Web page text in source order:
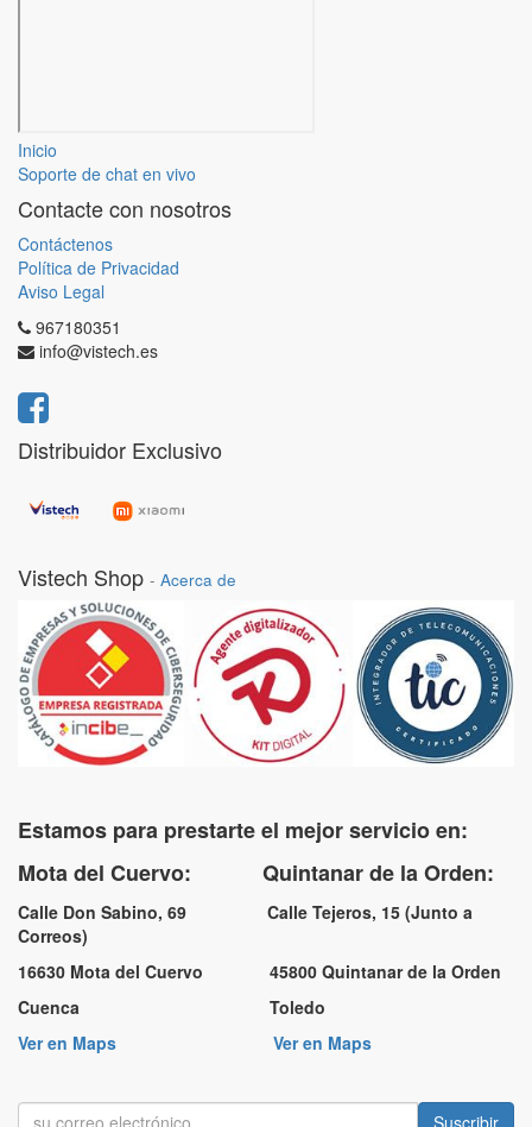
Inicio
Soporte de chat en vivo
Contacte con nosotros
Contáctenos
Política de Privacidad
Aviso Legal
967180351
info@vistech.es
Distribuidor Exclusivo
Vistech Shop - Acerca de
Estamos para prestarte el mejor servicio en:
Mota del Cuervo: Quintanar de la Orden:
Calle Don Sabino, 69 Calle Tejeros, 15 (Junto a
Correos)
16630 Mota del Cuervo 45800 Quintanar de la Orden
Cuenca Toledo
Ver en Maps
Ver en Maps
Suscribir